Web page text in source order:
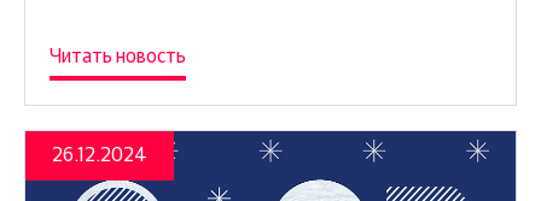
Читать новость
26.12.2024